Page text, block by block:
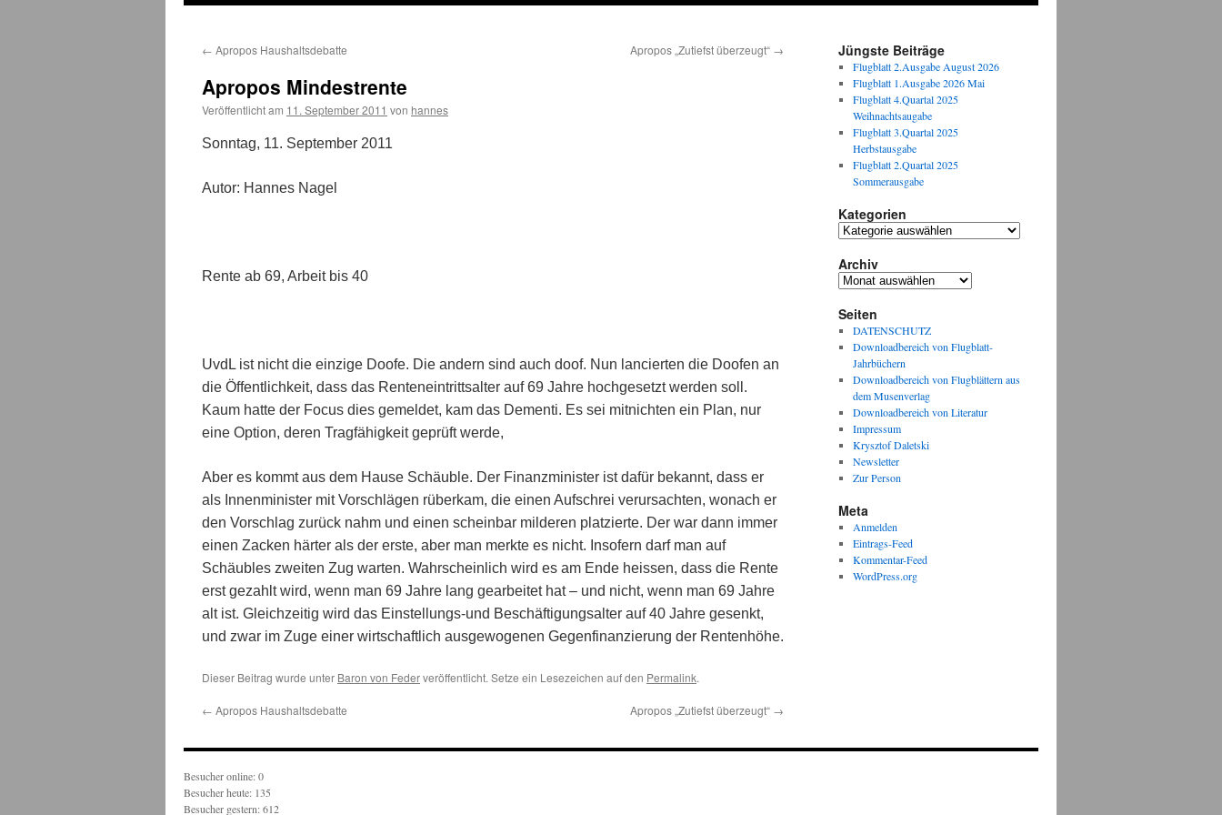
← Apropos Haushaltsdebatte Apropos „Zutiefst überzeugt“ →
Apropos Mindestrente
Veröffentlicht am 11. September 2011 von hannes
Sonntag, 11. September 2011
Autor: Hannes Nagel
Rente ab 69, Arbeit bis 40
UvdL ist nicht die einzige Doofe. Die andern sind auch doof. Nun lancierten die Doofen an
die Öffentlichkeit, dass das Renteneintrittsalter auf 69 Jahre hochgesetzt werden soll.
Kaum hatte der Focus dies gemeldet, kam das Dementi. Es sei mitnichten ein Plan, nur
eine Option, deren Tragfähigkeit geprüft werde,
Aber es kommt aus dem Hause Schäuble. Der Finanzminister ist dafür bekannt, dass er
als Innenminister mit Vorschlägen rüberkam, die einen Aufschrei verursachten, wonach er
den Vorschlag zurück nahm und einen scheinbar milderen platzierte. Der war dann immer
einen Zacken härter als der erste, aber man merkte es nicht. Insofern darf man auf
Schäubles zweiten Zug warten. Wahrscheinlich wird es am Ende heissen, dass die Rente
erst gezahlt wird, wenn man 69 Jahre lang gearbeitet hat – und nicht, wenn man 69 Jahre
alt ist. Gleichzeitig wird das Einstellungs-und Beschäftigungsalter auf 40 Jahre gesenkt,
und zwar im Zuge einer wirtschaftlich ausgewogenen Gegenfinanzierung der Rentenhöhe.
Dieser Beitrag wurde unter Baron von Federveröffentlicht. Setze ein Lesezeichen auf den Permalink.
← Apropos Haushaltsdebatte Apropos „Zutiefst überzeugt“ →
Jüngste Beiträge
Flugblatt 2.Ausgabe August 2026
Flugblatt 1.Ausgabe 2026 Mai
Flugblatt 4.Quartal 2025
Weihnachtsaugabe
Flugblatt 3.Quartal 2025
Herbstausgabe
Flugblatt 2.Quartal 2025
Sommerausgabe
Kategorien
Kategorien
Archiv
Archiv
Seiten
DATENSCHUTZ
Downloadbereich von Flugblatt-
Jahrbüchern
Downloadbereich von Flugblättern aus
dem Musenverlag
Downloadbereich von Literatur
Impressum
Krysztof Daletski
Newsletter
Zur Person
Meta
Anmelden
Eintrags-Feed
Kommentar-Feed
WordPress.org
Besucher online: 0
Besucher heute: 135
Besucher gestern: 612